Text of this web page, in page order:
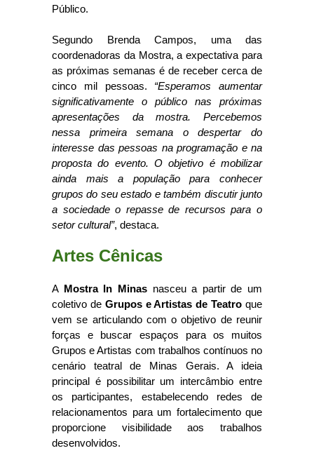
Público.
Segundo Brenda Campos, uma das
coordenadoras da Mostra, a expectativa para
as próximas semanas é de receber cerca de
cinco mil pessoas. “Esperamos aumentar
significativamente o público nas próximas
apresentações da mostra. Percebemos
nessa primeira semana o despertar do
interesse das pessoas na programação e na
proposta do evento. O objetivo é mobilizar
ainda mais a população para conhecer
grupos do seu estado e também discutir junto
a sociedade o repasse de recursos para o
setor cultural”, destaca.
Artes Cênicas
A Mostra In Minasnasceu a partir de um
coletivo de Grupos e Artistas de Teatro que
vem se articulando com o objetivo de reunir
forças e buscar espaços para os muitos
Grupos e Artistas com trabalhos contínuos no
cenário teatral de Minas Gerais. A ideia
principal é possibilitar um intercâmbio entre
os participantes, estabelecendo redes de
relacionamentos para um fortalecimento que
proporcione visibilidade aos trabalhos
desenvolvidos.